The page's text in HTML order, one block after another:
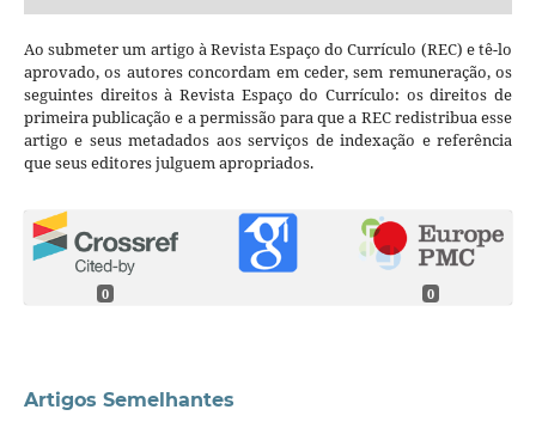
Ao submeter um artigo à Revista Espaço do Currículo (REC) e tê-lo
aprovado, os autores concordam em ceder, sem remuneração, os
seguintes direitos à Revista Espaço do Currículo: os direitos de
primeira publicação e a permissão para que a REC redistribua esse
artigo e seus metadados aos serviços de indexação e referência
que seus editores julguem apropriados.
0 0
Artigos Semelhantes